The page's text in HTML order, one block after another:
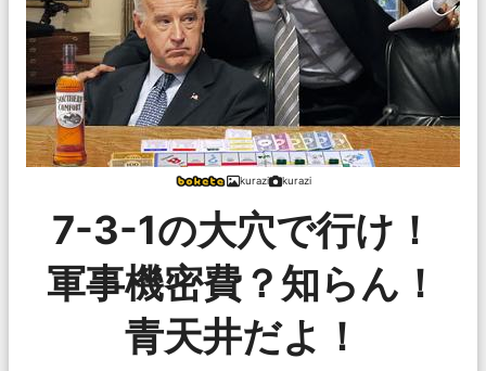
kurazi kurazi
7-3-1の大穴で行け！
軍事機密費？知らん！
青天井だよ！